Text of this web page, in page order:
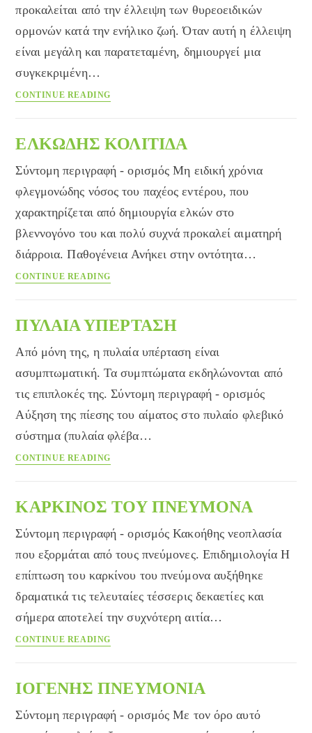
προκαλείται από την έλλειψη των θυρεοειδικών
ορμονών κατά την ενήλικο ζωή. Όταν αυτή η έλλειψη
είναι μεγάλη και παρατεταμένη, δημιουργεί μια
συγκεκριμένη…
CONTINUE READING
και
ΕΛΚΩΔΗΣ ΚΟΛΙΤΙΔΑ
Σύντομη περιγραφή - ορισμός Μη ειδική χρόνια
φλεγμονώδης νόσος του παχέος εντέρου, που
χαρακτηρίζεται από δημιουργία ελκών στο
βλεννογόνο του και πολύ συχνά προκαλεί αιματηρή
διάρροια. Παθογένεια Ανήκει στην οντότητα…
CONTINUE READING
ΠΥΛΑΙΑ ΥΠΕΡΤΑΣΗ
Από μόνη της, η πυλαία υπέρταση είναι
ασυμπτωματική. Τα συμπτώματα εκδηλώνονται από
τις επιπλοκές της. Σύντομη περιγραφή - ορισμός
Αύξηση της πίεσης του αίματος στο πυλαίο φλεβικό
σύστημα (πυλαία φλέβα…
CONTINUE READING
ΚΑΡΚΙΝΟΣ ΤΟΥ ΠΝΕΥΜΟΝΑ
Σύντομη περιγραφή - ορισμός Κακοήθης νεοπλασία
που εξορμάται από τους πνεύμονες. Επιδημιολογία Η
επίπτωση του καρκίνου του πνεύμονα αυξήθηκε
δραματικά τις τελευταίες τέσσερις δεκαετίες και
σήμερα αποτελεί την συχνότερη αιτία…
CONTINUE READING
ΙΟΓΕΝΗΣ ΠΝΕΥΜΟΝΙΑ
Σύντομη περιγραφή - ορισμός Με τον όρο αυτό